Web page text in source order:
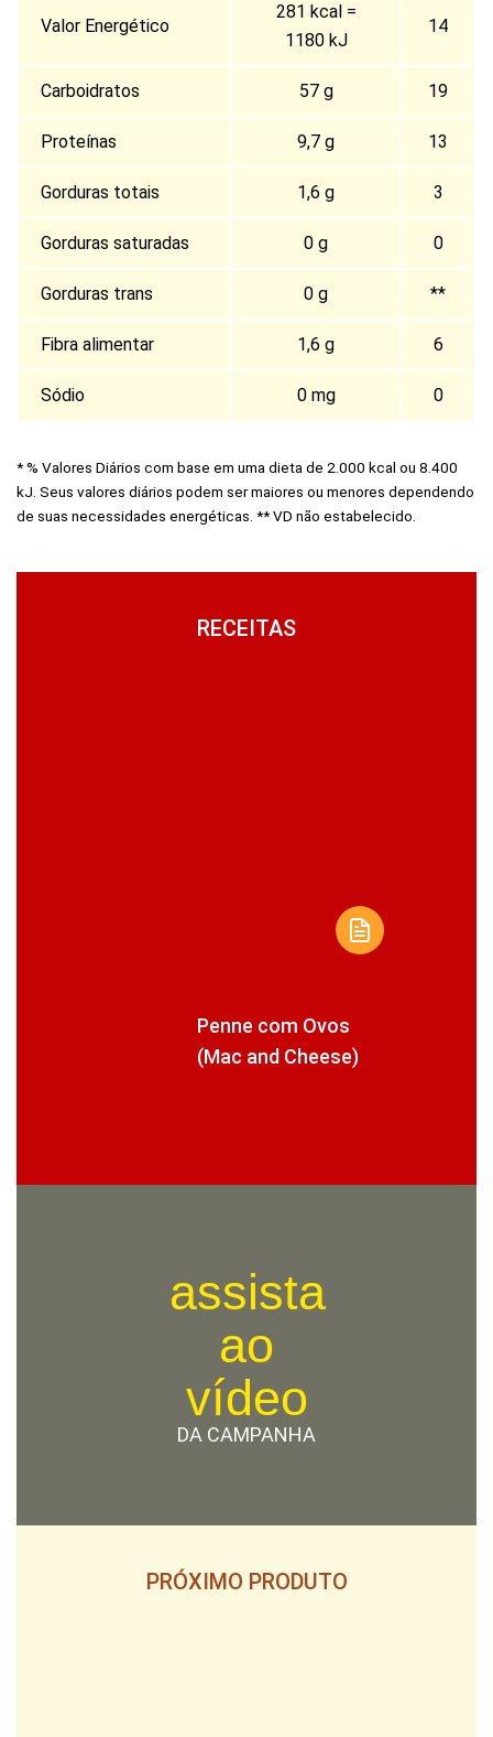
Valor Energético
281 kcal =
1180 kJ
14
Carboidratos 57 g 19
Proteínas 9,7 g 13
Gorduras totais 1,6 g 3
Gorduras saturadas 0 g 0
Gorduras trans 0 g **
Fibra alimentar 1,6 g 6
Sódio 0 mg 0
* % Valores Diários com base em uma dieta de 2.000 kcal ou 8.400
kJ. Seus valores diários podem ser maiores ou menores dependendo
de suas necessidades energéticas. ** VD não estabelecido.
RECEITAS
Penne com Ovos
(Mac and Cheese)
assista
ao
vídeo
DA CAMPANHA
PRÓXIMO PRODUTO